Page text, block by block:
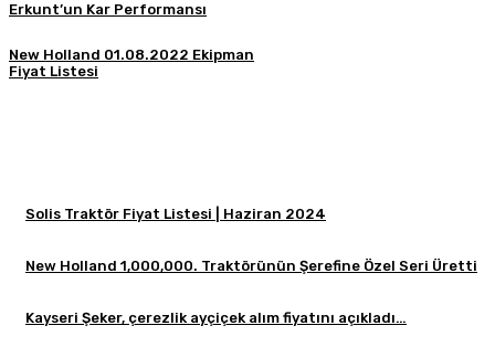
Erkunt’un Kar Performansı
New Holland 01.08.2022 Ekipman
Fiyat Listesi
Solis Traktör Fiyat Listesi | Haziran 2024
New Holland 1,000,000. Traktörünün Şerefine Özel Seri Üretti
Kayseri Şeker, çerezlik ayçiçek alım fiyatını açıkladı…